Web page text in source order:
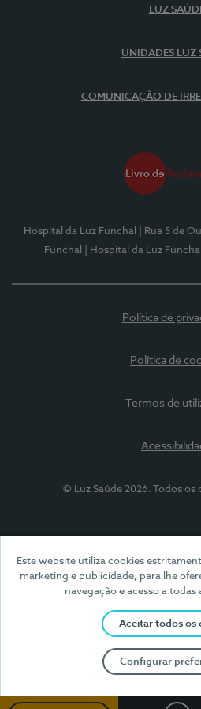
Este website utiliza cookies
marketing e publicidade, para lhe
navegação e acesso a todas
Aceitar todos os
Configurar
LUZ
UNIDADES LUZ
COMUNICAÇÃO DE
Hospital da Luz Funchal
| Rua 5 de
Funchal
| Hospital da Luz
Política de
Política de
Termos de
© Luz Saúde 2026. Todos os